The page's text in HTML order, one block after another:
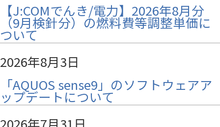
【J:COMでんき/電力】2026年8月分
（9月検針分）の燃料費等調整単価に
ついて
2026年8月3日
「AQUOS sense9」のソフトウェアア
ップデートについて